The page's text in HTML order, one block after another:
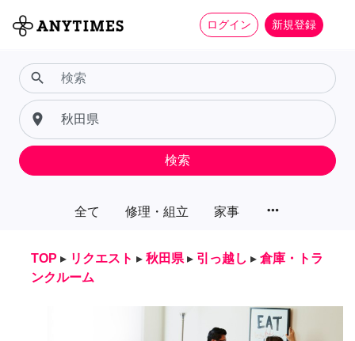
ログイン 新規登録
全て 修理・組立 家事 more_horiz
search
place
検索
TOP ▸ リクエスト ▸ 秋田県 ▸ 引っ越し ▸ 倉庫・トラ
ンクルーム